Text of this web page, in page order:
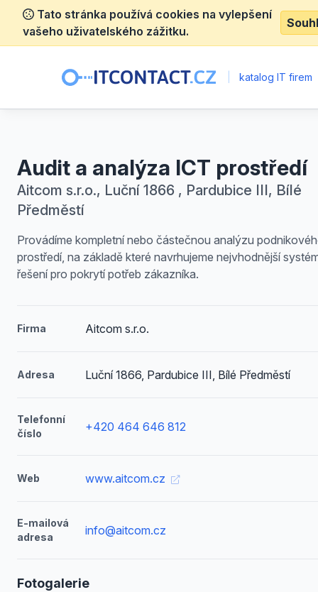
Tato stránka používá cookies na vylepšení
vašeho uživatelského zážitku.
katalog IT firem
Audit a analýza ICT prostředí
Aitcom s.r.o., Luční 1866 , Pardubice III, Bílé
Předměstí
Provádíme kompletní nebo částečnou analýzu
prostředí, na základě které navrhujeme nejvhodnější
řešení pro pokrytí potřeb zákazníka.
Firma Aitcom s.r.o.
Adresa Luční 1866, Pardubice III, Bílé Předměstí
Telefonní
číslo
+420 464 646 812
Web www.aitcom.cz
E-mailová
adresa
info@aitcom.cz
Fotogalerie